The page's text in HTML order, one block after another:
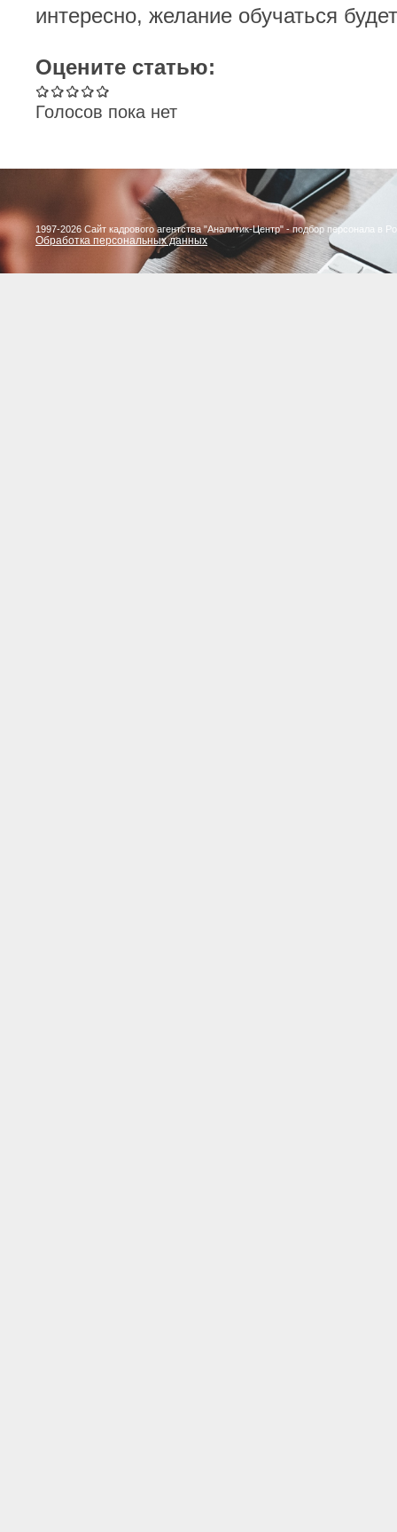
интересно, желание обучаться
Оцените статью:
Голосов пока нет
1997-2026 Сайт кадрового агентства "Аналитик-Центр" - подбор персонала в
Обработка персональных данных